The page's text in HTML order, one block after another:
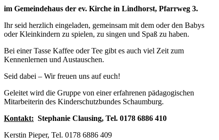
im Gemeindehaus der ev. Kirche in Lindhorst, Pfarrweg 3.
Ihr seid herzlich eingeladen, gemeinsam mit dem oder den Babys
oder Kleinkindern zu spielen, zu singen und Spaß zu haben.
Bei einer Tasse Kaffee oder Tee gibt es auch viel Zeit zum
Kennenlernen und Austauschen.
Seid dabei – Wir freuen uns auf euch!
Geleitet wird die Gruppe von einer erfahrenen pädagogischen
Mitarbeiterin des Kinderschutzbundes Schaumburg.
Kontakt: Stephanie Clausing, Tel. 0178 6886 410
Kerstin Pieper, Tel. 0178 6886 409